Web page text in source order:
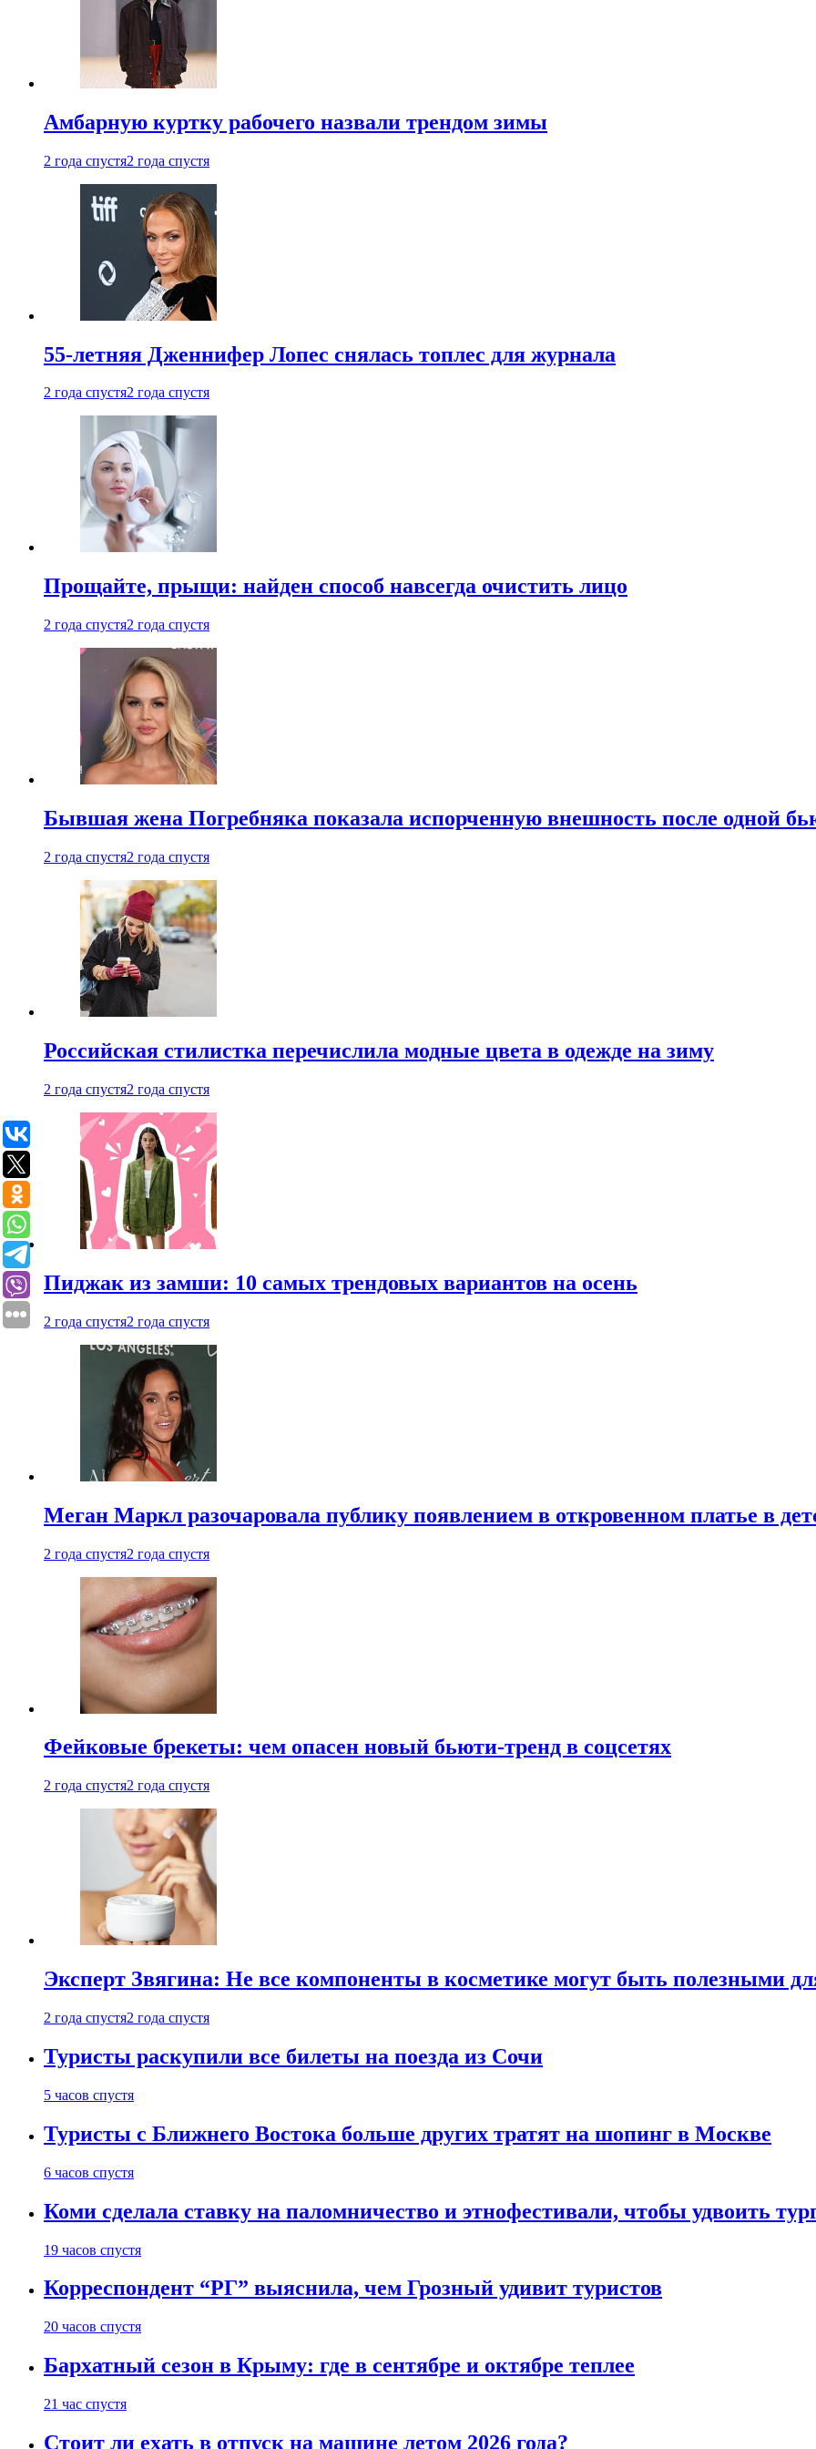
Амбарную куртку рабочего назвали трендом зимы
2 года спустя2 года спустя
55-летняя Дженнифер Лопес снялась топлес для журнала
2 года спустя2 года спустя
Прощайте, прыщи: найден способ навсегда очистить лицо
2 года спустя2 года спустя
Бывшая жена Погребняка показала испорченную внешность после одной
2 года спустя2 года спустя
Российская стилистка перечислила модные цвета в одежде на зиму
2 года спустя2 года спустя
Пиджак из замши: 10 самых трендовых вариантов на осень
2 года спустя2 года спустя
Меган Маркл разочаровала публику появлением в откровенном платье в
2 года спустя2 года спустя
Фейковые брекеты: чем опасен новый бьюти-тренд в соцсетях
2 года спустя2 года спустя
Эксперт Звягина: Не все компоненты в косметике могут быть полезными
2 года спустя2 года спустя
Туристы раскупили все билеты на поезда из Сочи
5 часов спустя
Туристы с Ближнего Востока больше других тратят на шопинг в Москве
6 часов спустя
Коми сделала ставку на паломничество и этнофестивали, чтобы удвоить
19 часов спустя
Корреспондент “РГ” выяснила, чем Грозный удивит туристов
20 часов спустя
Бархатный сезон в Крыму: где в сентябре и октябре теплее
21 час спустя
Стоит ли ехать в отпуск на машине летом 2026 года?